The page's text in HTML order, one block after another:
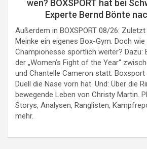
wen? BOXSPORT hat bei
Experte Bernd Bönte
Außerdem in BOXSPORT 08/26:
Meinke ein eigenes Box-Gym. Doch
Championesse sportlich weiter? Dazu:
der „Women’s Fight of the Year“
und Chantelle Cameron statt. Boxsport
Duell die Nase vorn hat. Und: Über die
bewegende Leben von Christy Martin.
Storys, Analysen, Ranglisten,
mehr.